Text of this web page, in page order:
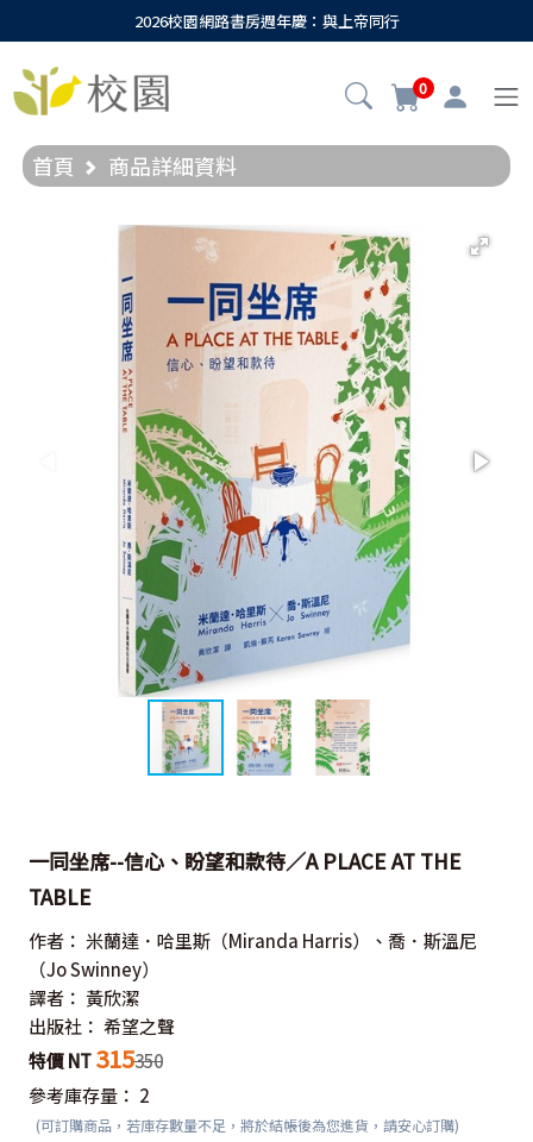
2026校園網路書房週年慶：與上帝同行
0
首頁 商品詳細資料
一同坐席--信心、盼望和款待／A PLACE AT THE
TABLE
作者： 米蘭達．哈里斯（Miranda Harris）、喬．斯溫尼
（Jo Swinney）
譯者： 黃欣潔
出版社： 希望之聲
特價 NT 315350
參考庫存量： 2
(可訂購商品，若庫存數量不足，將於結帳後為您進貨，請安心訂購)